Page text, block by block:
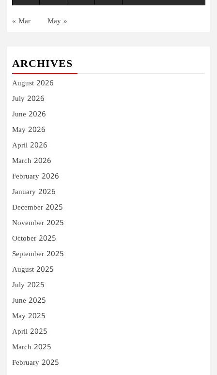
« Mar May »
ARCHIVES
August 2026
July 2026
June 2026
May 2026
April 2026
March 2026
February 2026
January 2026
December 2025
November 2025
October 2025
September 2025
August 2025
July 2025
June 2025
May 2025
April 2025
March 2025
February 2025